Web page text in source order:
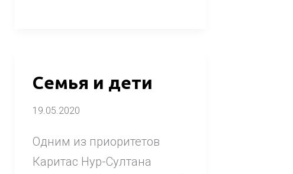
Семья и дети
19.05.2020
Одним из приоритетов
Каритас Нур-Султана
Семья